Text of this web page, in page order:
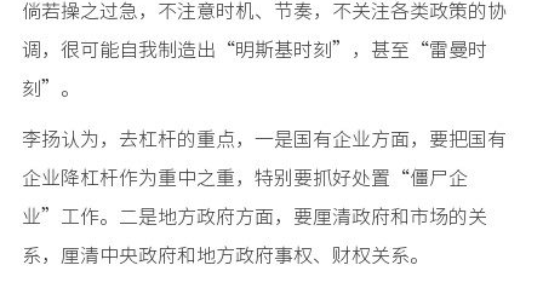
倘若操之过急，不注意时机、节奏，不关注各类政策的协
调，很可能自我制造出“明斯基时刻”，甚至“雷曼时
刻”。
李扬认为，去杠杆的重点，一是国有企业方面，要把国有
企业降杠杆作为重中之重，特别要抓好处置“僵尸企
业”工作。二是地方政府方面，要厘清政府和市场的关
系，厘清中央政府和地方政府事权、财权关系。